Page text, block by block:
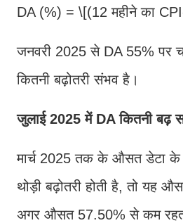
DA (%) = \[(12 महीने का
जनवरी 2025 से DA 55% पर
कितनी बढ़ोतरी संभव है।
जुलाई 2025 में DA कितनी बढ़
मार्च 2025 तक के औसत डेटा के
थोड़ी बढ़ोतरी होती है, तो
अगर औसत 57.50% से कम